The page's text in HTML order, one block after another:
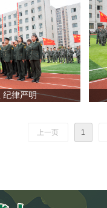
纪律严明
上一页 1